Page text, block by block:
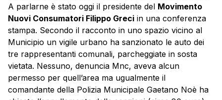
A parlarne è stato oggi il presidente del Movimento
Nuovi Consumatori Filippo Greci in una conferenza
stampa. Secondo il racconto in uno spazio vicino al
Municipio un vigile urbano ha sanzionato le auto dei
tre rappresentanti comunali, parcheggiate in sosta
vietata. Nessuno, denuncia Mnc, aveva alcun
permesso per quell’area ma ugualmente il
comandante della Polizia Municipale Gaetano Noè ha